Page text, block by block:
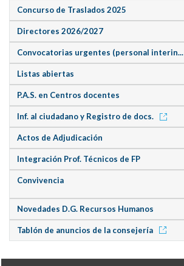
Concurso de Traslados 2025
Directores 2026/2027
Convocatorias urgentes (personal interin...
Listas abiertas
P.A.S. en Centros docentes
Inf. al ciudadano y Registro de docs.
Actos de Adjudicación
Integración Prof. Técnicos de FP
Convivencia
Novedades D.G. Recursos Humanos
Tablón de anuncios de la consejería